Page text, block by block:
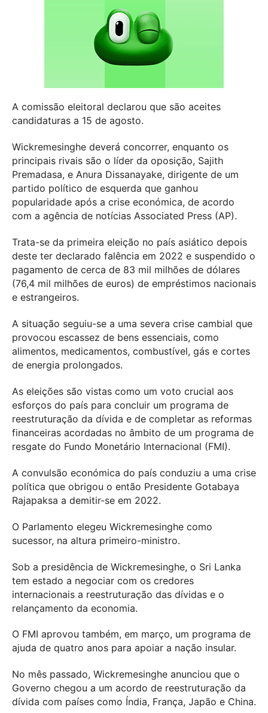
A comissão eleitoral declarou que são aceites
candidaturas a 15 de agosto.
Wickremesinghe deverá concorrer, enquanto os
principais rivais são o líder da oposição, Sajith
Premadasa, e Anura Dissanayake, dirigente de um
partido político de esquerda que ganhou
popularidade após a crise económica, de acordo
com a agência de notícias Associated Press (AP).
Trata-se da primeira eleição no país asiático depois
deste ter declarado falência em 2022 e suspendido o
pagamento de cerca de 83 mil milhões de dólares
(76,4 mil milhões de euros) de empréstimos nacionais
e estrangeiros.
A situação seguiu-se a uma severa crise cambial que
provocou escassez de bens essenciais, como
alimentos, medicamentos, combustível, gás e cortes
de energia prolongados.
As eleições são vistas como um voto crucial aos
esforços do país para concluir um programa de
reestruturação da dívida e de completar as reformas
financeiras acordadas no âmbito de um programa de
resgate do Fundo Monetário Internacional (FMI).
A convulsão económica do país conduziu a uma crise
política que obrigou o então Presidente Gotabaya
Rajapaksa a demitir-se em 2022.
O Parlamento elegeu Wickremesinghe como
sucessor, na altura primeiro-ministro.
Sob a presidência de Wickremesinghe, o Sri Lanka
tem estado a negociar com os credores
internacionais a reestruturação das dívidas e o
relançamento da economia.
O FMI aprovou também, em março, um programa de
ajuda de quatro anos para apoiar a nação insular.
No mês passado, Wickremesinghe anunciou que o
Governo chegou a um acordo de reestruturação da
dívida com países como Índia, França, Japão e China.